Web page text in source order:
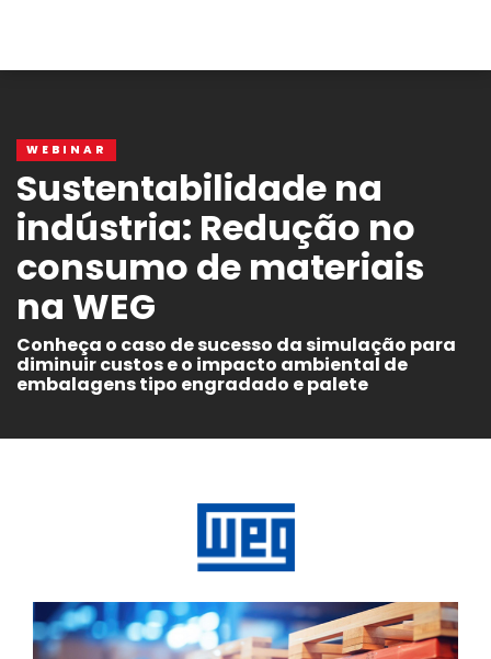
WEBINAR
Sustentabilidade na
indústria: Redução no
consumo de materiais
na WEG
Conheça o caso de sucesso da simulação para
diminuir custos e o impacto ambiental de
embalagens tipo engradado e palete